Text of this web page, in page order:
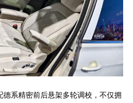
德系精密前后悬架多轮调校，不仅拥